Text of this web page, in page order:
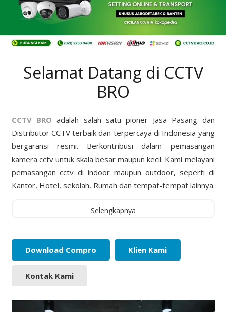
Selamat Datang di CCTV
BRO
CCTV BRO adalah salah satu pioner Jasa Pasang dan
Distributor CCTV terbaik dan terpercaya di Indonesia yang
bergaransi resmi. Berkontribusi dalam pemasangan
kamera cctv untuk skala besar maupun kecil. Kami melayani
pemasangan cctv di indoor maupun outdoor, seperti di
Kantor, Hotel, sekolah, Rumah dan tempat-tempat lainnya.
Selengkapnya
Download Compro Klien Kami
Kontak Kami